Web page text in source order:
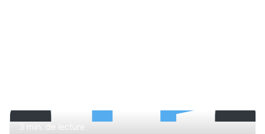
3 min. de lecture